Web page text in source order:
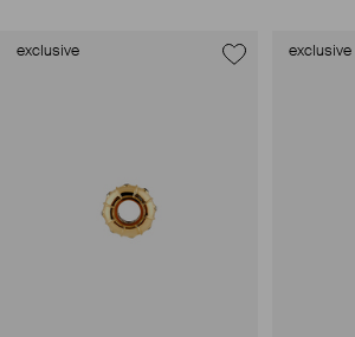
exclusive exclusive